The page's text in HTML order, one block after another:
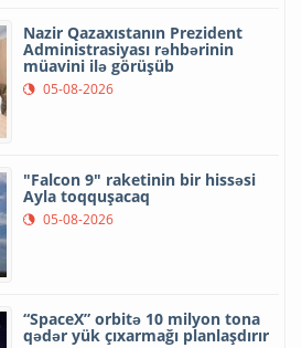
Nazir Qazaxıstanın Prezident
Administrasiyası rəhbərinin
müavini ilə görüşüb
05-08-2026
"Falcon 9" raketinin bir hissəsi
Ayla toqquşacaq
05-08-2026
“SpaceX” orbitə 10 milyon tona
qədər yük çıxarmağı planlaşdırır